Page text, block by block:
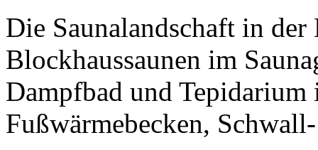
Die Saunalandschaft in
Blockhaussaunen im
Dampfbad und
Fußwärmebecken,